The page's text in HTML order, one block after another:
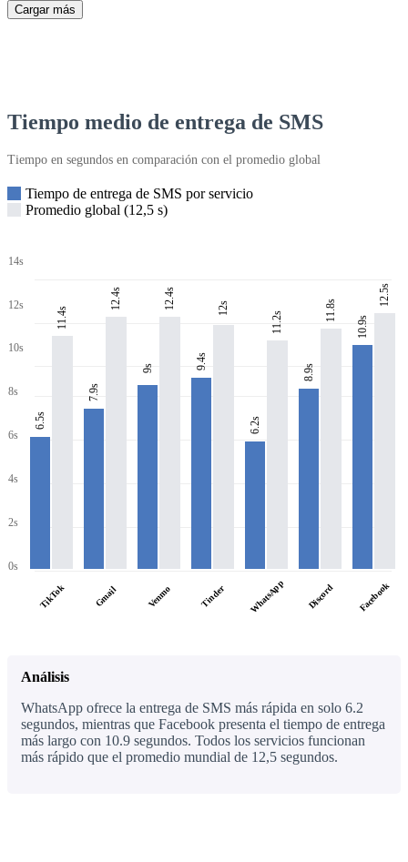
Cargar más
Tiempo medio de entrega de SMS
Tiempo en segundos en comparación con el promedio global
Tiempo de entrega de SMS por servicio
Promedio global (12,5 s)
14s
12s
10s
8s
6s
4s
2s
0s
6.5s
11.4s
TikTok
7.9s
12.4s
Gmail
9s
12.4s
Venmo
9.4s
12s
Tinder
6.2s
11.2s
WhatsApp
8.9s
11.8s
Discord
10.9s
12.5s
Facebook
Análisis
WhatsApp ofrece la entrega de SMS más rápida en solo 6.2
segundos, mientras que Facebook presenta el tiempo de entrega
más largo con 10.9 segundos. Todos los servicios funcionan
más rápido que el promedio mundial de 12,5 segundos.